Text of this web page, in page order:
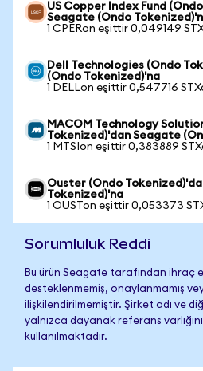
US Copper Index Fund
Seagate (Ondo
1 CPERon eşittir 0,049149
Dell Technologies (Ondo
(Ondo Tokenized)'na
1 DELLon eşittir 0,547716
MACOM Technology
Tokenized)'dan Seagate
1 MTSIon eşittir 0,383889
Ouster (Ondo
Tokenized)'na
1 OUSTon eşittir 0,053373
Sorumluluk Reddi
Bu ürün Seagate tarafından ihraç
desteklenmemiş, onaylanmamış
ilişkilendirilmemiştir. Şirket adı ve
yalnızca dayanak referans
kullanılmaktadır.